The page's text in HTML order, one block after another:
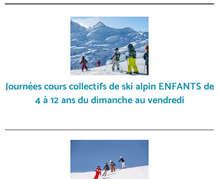
Journées cours collectifs de ski alpin ENFANTS de
4 à 12 ans du dimanche au vendredi